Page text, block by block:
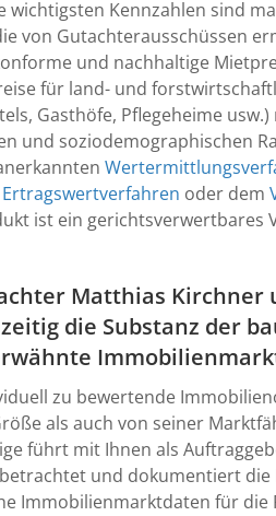
wichtigsten Kennzahlen sind
von Gutachterausschüssen
und nachhaltige
für land- und
Gasthöfe, Pflegeheime usw.)
und soziodemographischen
Ertragswertverfahren oder dem
ist ein gerichtsverwertbares
Matthias Kirchner
die Substanz der
zu bewertende
als auch von seiner
führt mit Ihnen als
und dokumentiert
Immobilienmarktdaten für die